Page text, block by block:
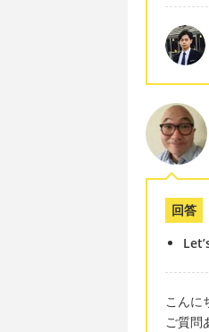
回答
こんに
ご質問